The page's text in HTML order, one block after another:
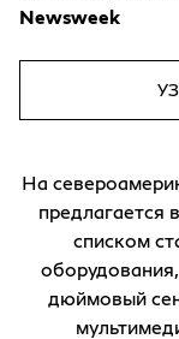
Newsweek
На
предлагается
списком
дюймовый